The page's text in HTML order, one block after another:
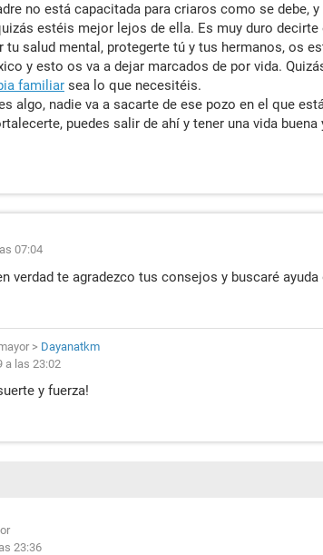
no está capacitada para criaros como se debe, y
estéis mejor lejos de ella. Es muy duro decirte
tu salud mental, protegerte tú y tus hermanos, os
y esto os va a dejar marcados de por vida.
familiar sea lo que necesitéis.
algo, nadie va a sacarte de ese pozo en el que
puedes salir de ahí y tener una vida
07:04
verdad te agradezco tus consejos y buscaré ayuda
> Dayanatkm
a las 23:02
y fuerza!
23:36